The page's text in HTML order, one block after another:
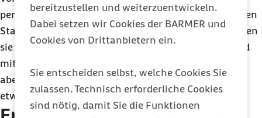
bereitzustellen und weiterzuentwickeln.
Dabei setzen wir Cookies der BARMER und
Cookies von Drittanbietern ein.
Sie entscheiden selbst, welche Cookies Sie
zulassen. Technisch erforderliche Cookies
sind nötig, damit Sie die Funktionen
persönlicher Lotse die Familie durch die verschiedenen
Stationen der Therapie bis zur Nachsorge. Meist stehen
sie dabei im Austausch mit den Eltern. Bei Bedarf und
mit entsprechender schriftlicher Vollmacht können
aber auch weitere Angehörige eingebunden werden,
etwa die Großeltern.